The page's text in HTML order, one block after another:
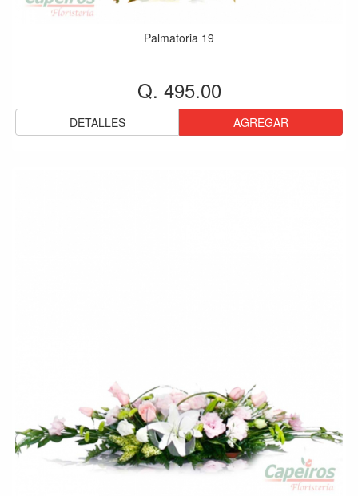
Palmatoria 19
Q. 495.00
DETALLES AGREGAR